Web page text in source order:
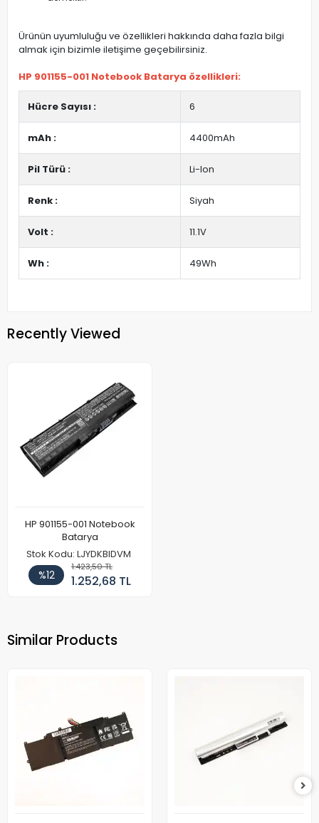
Ürünün uyumluluğu ve özellikleri hakkında daha fazla bilgi
almak için bizimle iletişime geçebilirsiniz.
HP 901155-001 Notebook Batarya özellikleri:
Hücre Sayısı : 6
mAh : 4400mAh
Pil Türü : Li-Ion
Renk : Siyah
Volt : 11.1V
Wh : 49Wh
Recently Viewed
HP 901155-001 Notebook
Batarya
Stok Kodu: LJYDKBIDVM
%12
1.423,50 TL
1.252,68 TL
Similar Products